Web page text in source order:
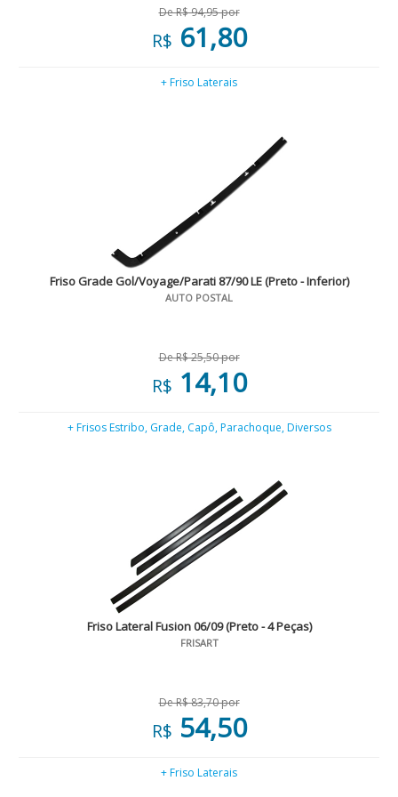
De R$ 94,95 por
R$ 61,80
+ Friso Laterais
Friso Grade Gol/Voyage/Parati 87/90 LE (Preto - Inferior)
AUTO POSTAL
De R$ 25,50 por
R$ 14,10
+ Frisos Estribo, Grade, Capô, Parachoque, Diversos
Friso Lateral Fusion 06/09 (Preto - 4 Peças)
FRISART
De R$ 83,70 por
R$ 54,50
+ Friso Laterais